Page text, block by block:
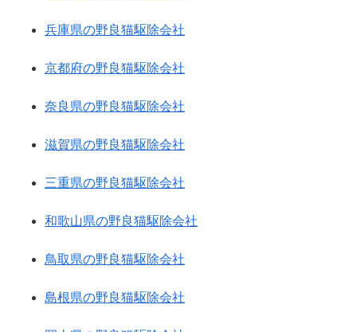
兵庫県の野良猫駆除会社
京都府の野良猫駆除会社
奈良県の野良猫駆除会社
滋賀県の野良猫駆除会社
三重県の野良猫駆除会社
和歌山県の野良猫駆除会社
鳥取県の野良猫駆除会社
島根県の野良猫駆除会社